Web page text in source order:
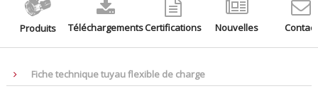
Produits TéléchargementsCertifications Nouvelles Contact
Fiche technique tuyau flexible de charge